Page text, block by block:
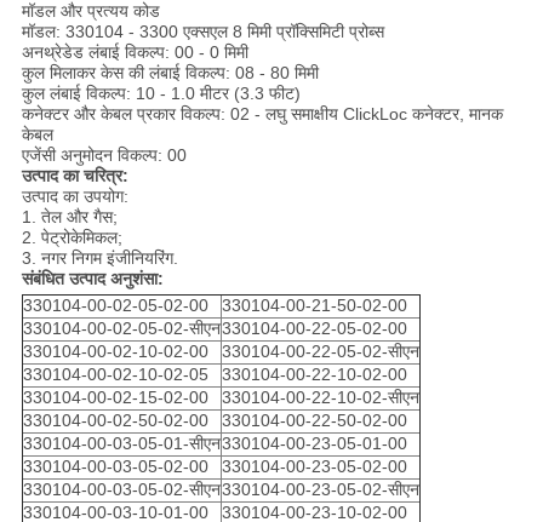
मॉडल और प्रत्यय कोड
मॉडल: 330104 - 3300 एक्सएल 8 मिमी प्रॉक्सिमिटी प्रोब्स
अनथ्रेडेड लंबाई विकल्प: 00 - 0 मिमी
कुल मिलाकर केस की लंबाई विकल्प: 08 - 80 मिमी
कुल लंबाई विकल्प: 10 - 1.0 मीटर (3.3 फीट)
कनेक्टर और केबल प्रकार विकल्प: 02 - लघु समाक्षीय ClickLoc कनेक्टर, मानक
केबल
एजेंसी अनुमोदन विकल्प: 00
उत्पाद का चरित्र:
उत्पाद का उपयोग:
1. तेल और गैस;
2. पेट्रोकेमिकल;
3. नगर निगम इंजीनियरिंग.
संबंधित उत्पाद अनुशंसा:
330104-00-02-05-02-00
330104-00-21-50-02-00
330104-00-02-05-02-सीएन330104-00-22-05-02-00
330104-00-02-10-02-00
330104-00-22-05-02-सीएन
330104-00-02-10-02-05
330104-00-22-10-02-00
330104-00-02-15-02-00
330104-00-22-10-02-सीएन
330104-00-02-50-02-00
330104-00-22-50-02-00
330104-00-03-05-01-सीएन330104-00-23-05-01-00
330104-00-03-05-02-00
330104-00-23-05-02-00
330104-00-03-05-02-सीएन330104-00-23-05-02-सीएन
330104-00-03-10-01-00
330104-00-23-10-02-00